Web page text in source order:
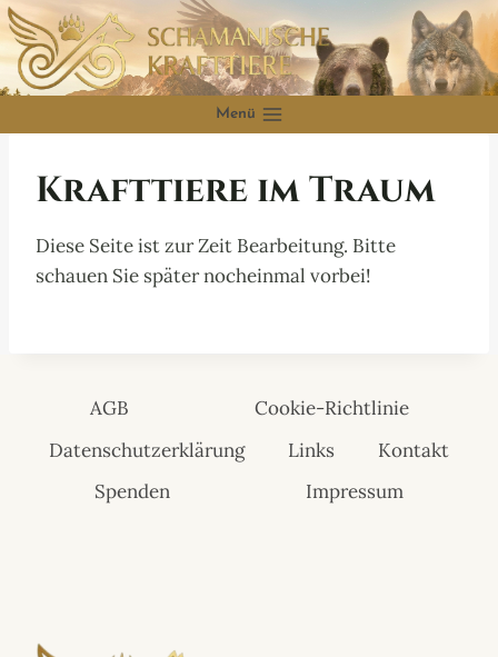
Zum
Inhalt
springen
Menü
Krafttiere im Traum
Diese Seite ist zur Zeit Bearbeitung. Bitte
schauen Sie später nocheinmal vorbei!
AGB
Cookie-Richtlinie
Datenschutzerklärung
Links
Kontakt
Spenden
Impressum